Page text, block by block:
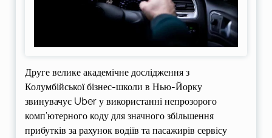
Друге велике академічне дослідження з
Колумбійської бізнес-школи в Нью-Йорку
звинувачує Uber у використанні непрозорого
комп’ютерного коду для значного збільшення
прибутків за рахунок водіїв та пасажирів сервісу